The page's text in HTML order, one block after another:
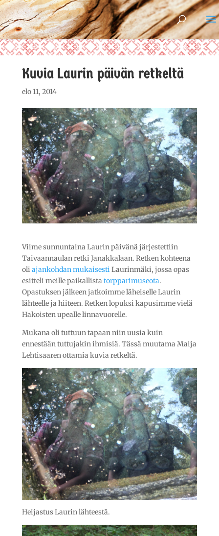
Kuvia Laurin päivän retkeltä
elo 11, 2014
Viime sunnuntaina Laurin päivänä järjestettiin
Taivaannaulan retki Janakkalaan. Retken kohteena
oli ajankohdan mukaisestiLaurinmäki, jossa opas
esitteli meille paikallista torpparimuseota.
Opastuksen jälkeen jatkoimme läheiselle Laurin
lähteelle ja hiiteen. Retken lopuksi kapusimme vielä
Hakoisten upealle linnavuorelle.
Mukana oli tuttuun tapaan niin uusia kuin
ennestään tuttujakin ihmisiä. Tässä muutama Maija
Lehtisaaren ottamia kuvia retkeltä.
Heijastus Laurin lähteestä.